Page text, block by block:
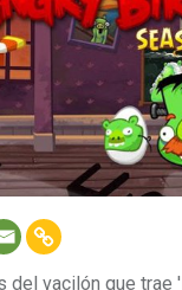
del vacilón que trae